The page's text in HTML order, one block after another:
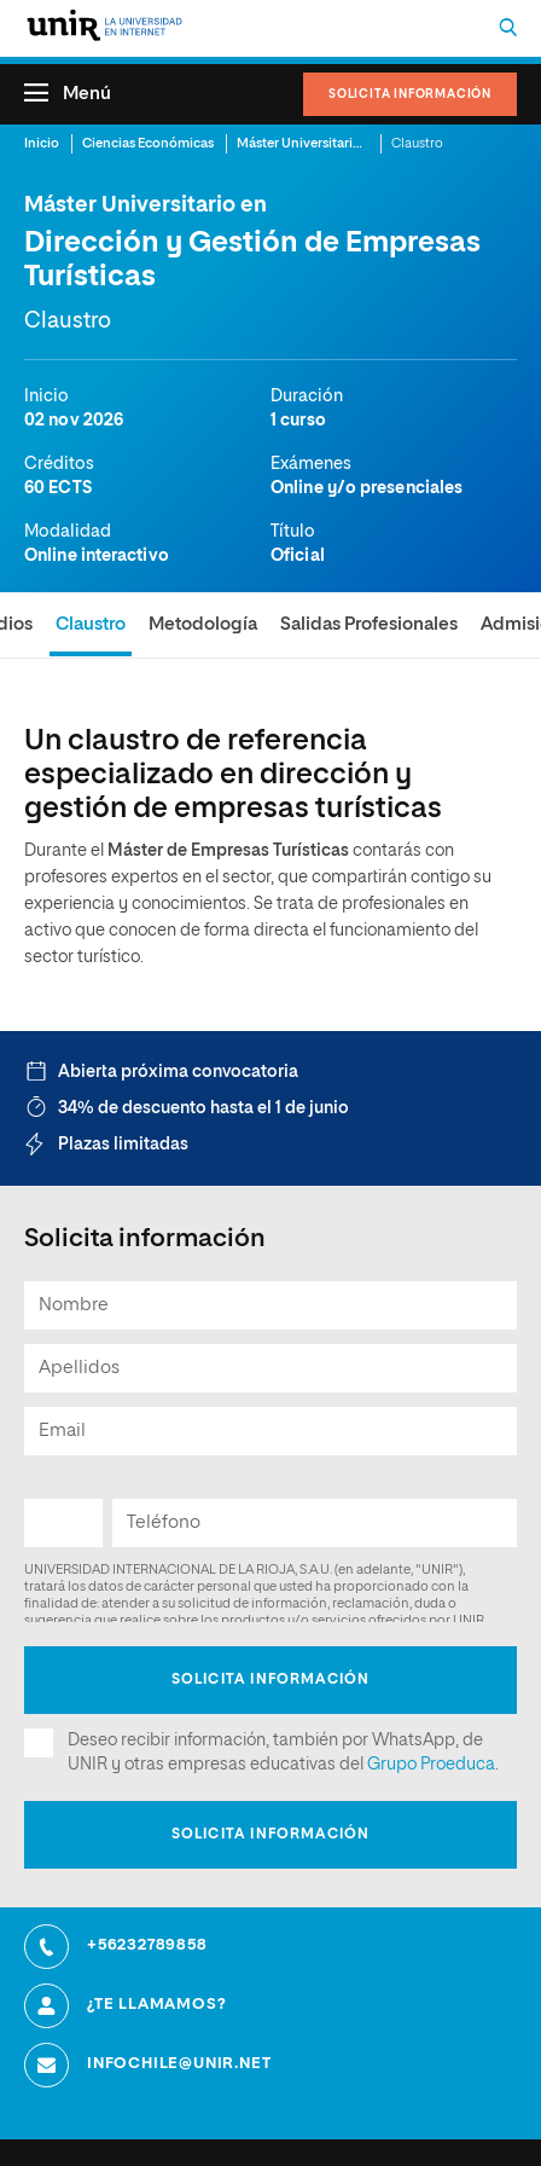
SOLICITA INFORMACIÓN
Menú
Inicio Ciencias Económicas Máster Universitario en Dirección y Gestión de Empresas Turísticas Claustro
Máster Universitario en
Dirección y Gestión de Empresas
Turísticas
Claustro
Inicio
02 nov 2026
Duración
1 curso
Créditos
60 ECTS
Exámenes
Online y/o presenciales
Modalidad
Online interactivo
Título
Oficial
Claustro Metodología Salidas Profesionales
Un claustro de referencia
especializado en dirección y
gestión de empresas turísticas
Durante el Máster de Empresas Turísticas contarás con
profesores expertos en el sector, que compartirán contigo su
experiencia y conocimientos. Se trata de profesionales en
activo que conocen de forma directa el funcionamiento del
sector turístico.
Abierta próxima convocatoria
34% de descuento hasta el 1 de junio
Plazas limitadas
Solicita información
+56232789858
¿TE LLAMAMOS?
INFOCHILE@UNIR.NET